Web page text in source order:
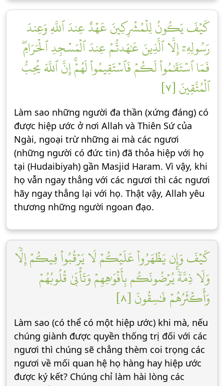
كَيۡفَ يَكُونُ لِلۡمُشۡرِكِينَ عَهۡدٌ عِندَ ٱللَّهِ وَعِندَ
رَسُولِهِۦٓ إِلَّا ٱلَّذِينَ عَٰهَدتُّمۡ عِندَ ٱلۡمَسۡجِدِ ٱلۡحَرَامِۖ
فَمَا ٱسۡتَقَٰمُواْ لَكُمۡ فَٱسۡتَقِيمُواْ لَهُمۡۚ إِنَّ ٱللَّهَ يُحِبُّ
ٱلۡمُتَّقِينَ [٧]
Làm sao những người đa thần (xứng đáng) có
được hiệp ước ở nơi Allah và Thiên Sứ của
Ngài, ngoại trừ những ai mà các ngươi
(những người có đức tin) đã thỏa hiệp với họ
tại (Hudaibiyah) gần Masjid Haram. Vì vậy, khi
họ vẫn ngay thẳng với các ngươi thì các ngươi
hãy ngay thẳng lại với họ. Thật vậy, Allah yêu
thương những người ngoan đạo.
كَيۡفَ وَإِن يَظۡهَرُواْ عَلَيۡكُمۡ لَا يَرۡقُبُواْ فِيكُمۡ إِلّٗا
وَلَا ذِمَّةٗۚ يُرۡضُونَكُم بِأَفۡوَٰهِهِمۡ وَتَأۡبَىٰ قُلُوبُهُمۡ
وَأَكۡثَرُهُمۡ فَٰسِقُونَ [٨]
Làm sao (có thể có một hiệp ước) khi mà, nếu
chúng giành được quyền thống trị đối với các
ngươi thì chúng sẽ chẳng thèm coi trọng các
ngươi về mối quan hệ họ hàng hay hiệp ước
được ký kết? Chúng chỉ làm hài lòng các